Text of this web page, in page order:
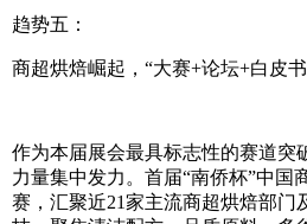
趋势五：
商超烘焙崛起，“大赛+论坛+白皮
作为本届展会最具标志性的赛道突
力量集中发力。首届“南侨杯”中国
赛，汇聚近21家主流商超烘焙部门